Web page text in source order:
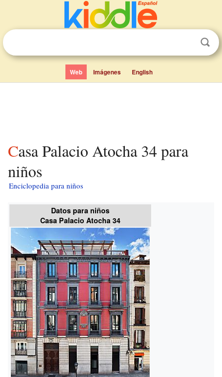
Web Imágenes English
Casa Palacio Atocha 34 para
niños
Enciclopedia para niños
Datos para niños
Casa Palacio Atocha 34